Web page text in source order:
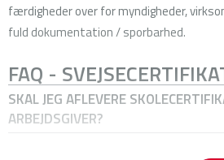
færdigheder over for myndigheder,
fuld dokumentation / sporbarhed.
FAQ -
SKAL JEG AFLEVERE
ARBEJDSGIVER?
HVOR LANG TID TAGER DET AT